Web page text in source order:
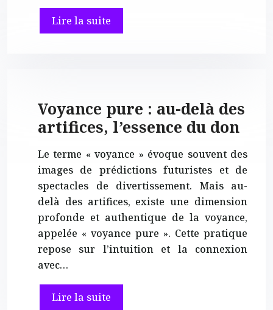
Lire la suite
Voyance pure : au-delà des
artifices, l’essence du don
Le terme « voyance » évoque souvent des
images de prédictions futuristes et de
spectacles de divertissement. Mais au-
delà des artifices, existe une dimension
profonde et authentique de la voyance,
appelée « voyance pure ». Cette pratique
repose sur l’intuition et la connexion
avec…
Lire la suite